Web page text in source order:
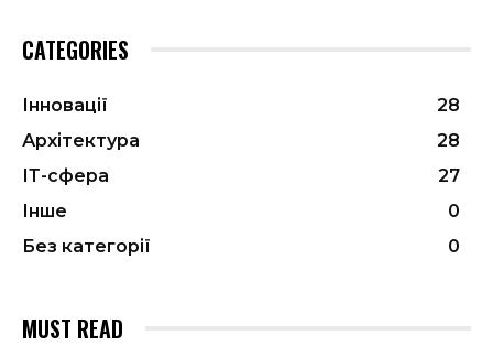
CATEGORIES
Інновації
28
Архітектура
28
ІТ-сфера
27
Інше
0
Без категорії
0
MUST READ